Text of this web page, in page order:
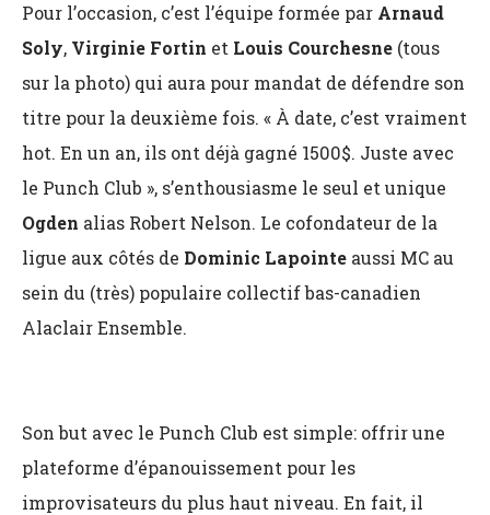
Pour l’occasion, c’est l’équipe formée par Arnaud
Soly, Virginie Fortin et Louis Courchesne (tous
sur la photo) qui aura pour mandat de défendre son
titre pour la deuxième fois. « À date, c’est vraiment
hot. En un an, ils ont déjà gagné 1500$. Juste avec
le Punch Club », s’enthousiasme le seul et unique
Ogden alias Robert Nelson. Le cofondateur de la
ligue aux côtés de Dominic Lapointe aussi MC au
sein du (très) populaire collectif bas-canadien
Alaclair Ensemble.
Son but avec le Punch Club est simple: offrir une
plateforme d’épanouissement pour les
improvisateurs du plus haut niveau. En fait, il